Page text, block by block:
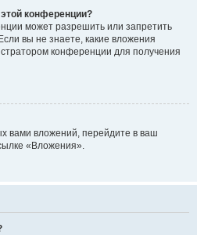
конференции?
может разрешить или запретить
вы не знаете, какие вложения
конференции для получения
вами вложений, перейдите в ваш
«Вложения».